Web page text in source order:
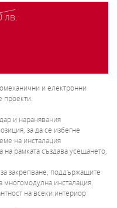
лв.
и електронни
и наранявания
за да се избегне
на инсталация
на рамката създава усещането,
закрепване, поддържащите
многомодулна инсталация.
на всеки интериор